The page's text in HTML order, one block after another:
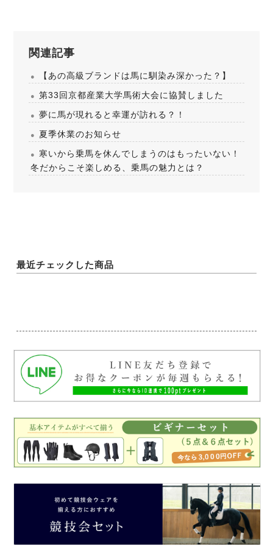
関連記事
【あの高級ブランドは馬に馴染み深かった？】
第33回京都産業大学馬術大会に協賛しました
夢に馬が現れると幸運が訪れる？！
夏季休業のお知らせ
寒いから乗馬を休んでしまうのはもったいない！
冬だからこそ楽しめる、乗馬の魅力とは？
最近チェックした商品